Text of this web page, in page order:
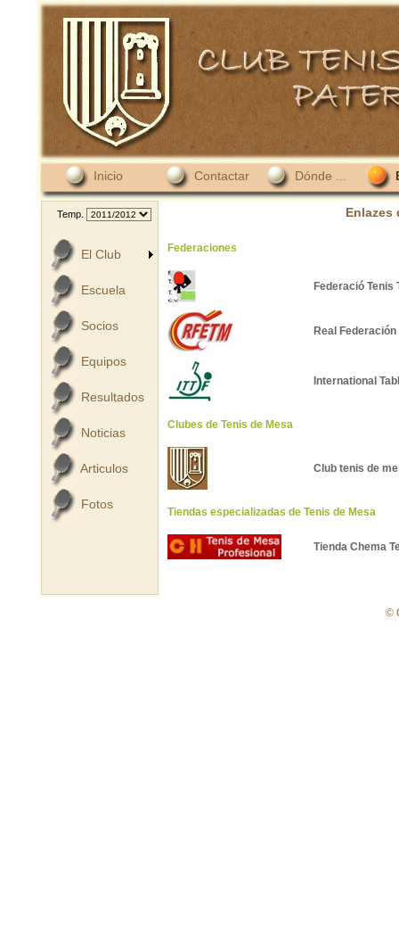
Inicio Contactar Dónde ...
Temp.
El Club
Escuela
Socios
Equipos
Resultados
Noticias
Articulos
Fotos
Enlazes
Federaciones
Federació Tenis
Real
International
Clubes de Tenis de Mesa
Club tenis de
Tiendas especializadas de Tenis de Mesa
Tienda Chema
©